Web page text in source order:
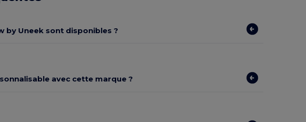
by Uneek sont disponibles ?
avec cette marque ?